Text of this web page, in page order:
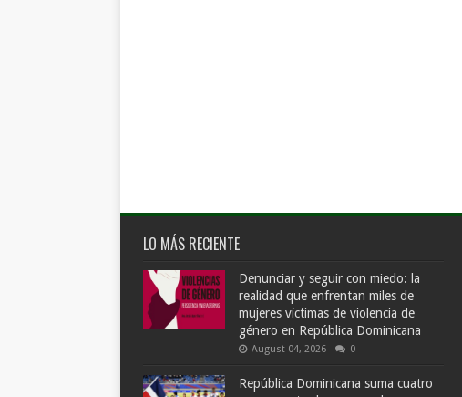
LO MÁS RECIENTE
Denunciar y seguir con miedo: la
realidad que enfrentan miles de
mujeres víctimas de violencia de
género en República Dominicana
August 04, 2026 0
República Dominicana suma cuatro